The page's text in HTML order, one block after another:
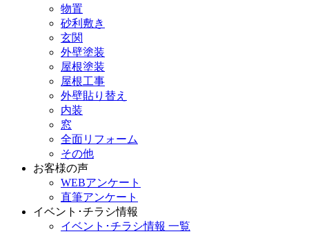
物置
砂利敷き
玄関
外壁塗装
屋根塗装
屋根工事
外壁貼り替え
内装
窓
全面リフォーム
その他
お客様の声
WEBアンケート
直筆アンケート
イベント･チラシ情報
イベント･チラシ情報 一覧